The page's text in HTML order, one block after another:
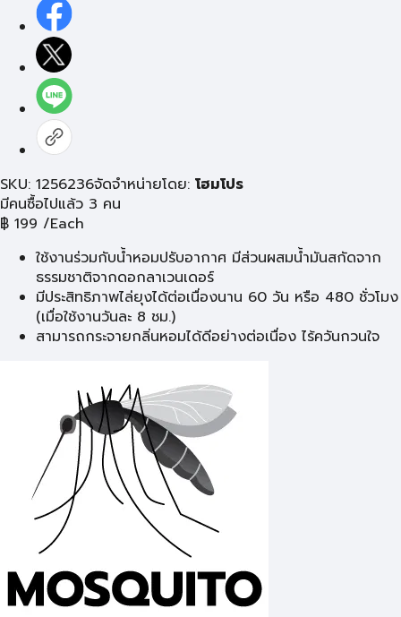
SKU: 1256236จัดจำหน่ายโดย: โฮมโปร
มีคนซื้อไปแล้ว 3 คน
฿ 199 /Each
ใช้งานร่วมกับน้ำหอมปรับอากาศ มีส่วนผสมน้ำมันสกัดจาก
ธรรมชาติจากดอกลาเวนเดอร์
มีประสิทธิภาพไล่ยุงได้ต่อเนื่องนาน 60 วัน หรือ 480 ชั่วโมง
(เมื่อใช้งานวันละ 8 ชม.)
สามารถกระจายกลิ่นหอมได้ดีอย่างต่อเนื่อง ไร้ควันกวนใจ